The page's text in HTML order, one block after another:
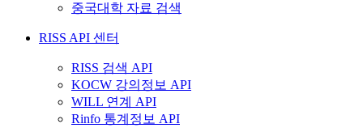
중국대학 자료 검색
RISS API 센터
RISS 검색 API
KOCW 강의정보 API
WILL 연계 API
Rinfo 통계정보 API